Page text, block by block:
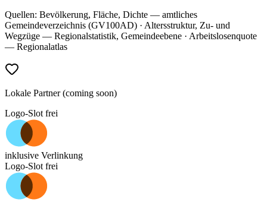
Quellen: Bevölkerung, Fläche, Dichte — amtliches
Gemeindeverzeichnis (GV100AD) · Altersstruktur, Zu- und
Wegzüge — Regionalstatistik, Gemeindeebene · Arbeitslosenquote
— Regionalatlas
Lokale Partner (coming soon)
Logo-Slot frei
inklusive Verlinkung
Logo-Slot frei